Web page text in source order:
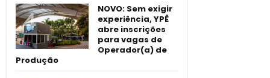
NOVO: Sem exigir
experiência, YPÊ
abre inscrições
para vagas de
Operador(a) de
Produção